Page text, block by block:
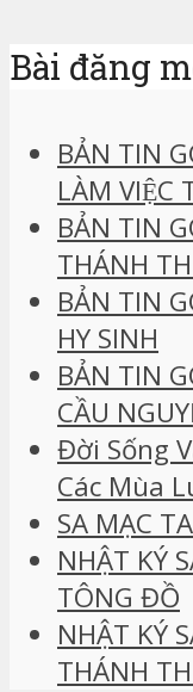
Bài đăng
BẢN TIN
LÀM VIỆC
BẢN TIN
THÁNH
BẢN TIN
HY SINH
BẢN TIN
CẦU
Đời Sống
Các Mùa
SA MẠC
NHẬT KÝ
TÔNG ĐỒ
NHẬT KÝ
THÁNH